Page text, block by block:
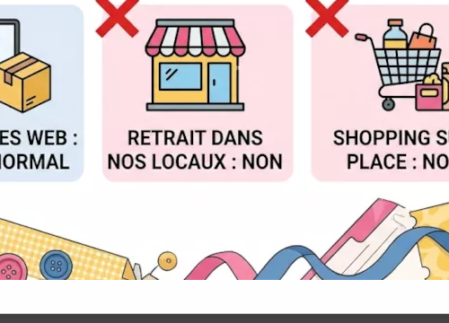
32 articles sur
MEMORY PLACE
- PLAY! - CARTES -
MEMORY PLACE
COLLECTION - SO SWEET -
peuvent être utilisés pour la personnalisation des annonces et du contenu, la mesure des annonces
la connaissance de l'audience et le développement de produits, les données de géolocalisation
l'identification par le balayage de l'appareil, le stockage et/ou l'accès aux informations sur un appareil.
votre consentement, celui-ci sera valable sur l’ensemble des sous-domaines de Kerglaz. Vous
la possibilité de retirer votre consentement à tout moment en cliquant sur le widget en bas à droite
Pour en savoir plus, consulter notre politique de cookie.
ACCEPTER TOUT